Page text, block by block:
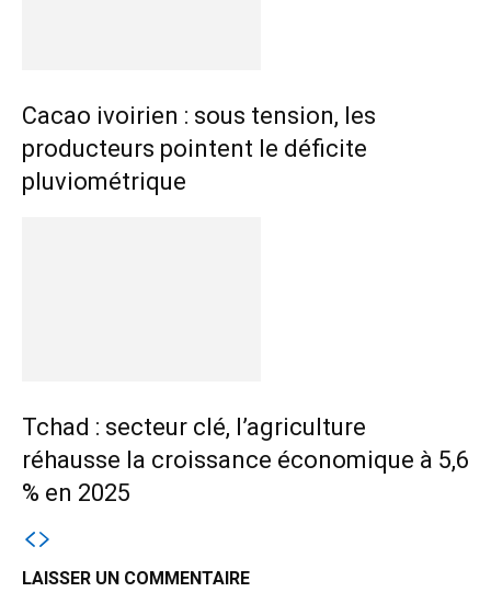
Cacao ivoirien : sous tension, les
producteurs pointent le déficite
pluviométrique
Tchad : secteur clé, l’agriculture
réhausse la croissance économique à 5,6
% en 2025
LAISSER UN COMMENTAIRE